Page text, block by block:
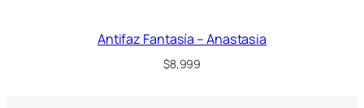
Antifaz Fantasía – Anastasia
$8,999